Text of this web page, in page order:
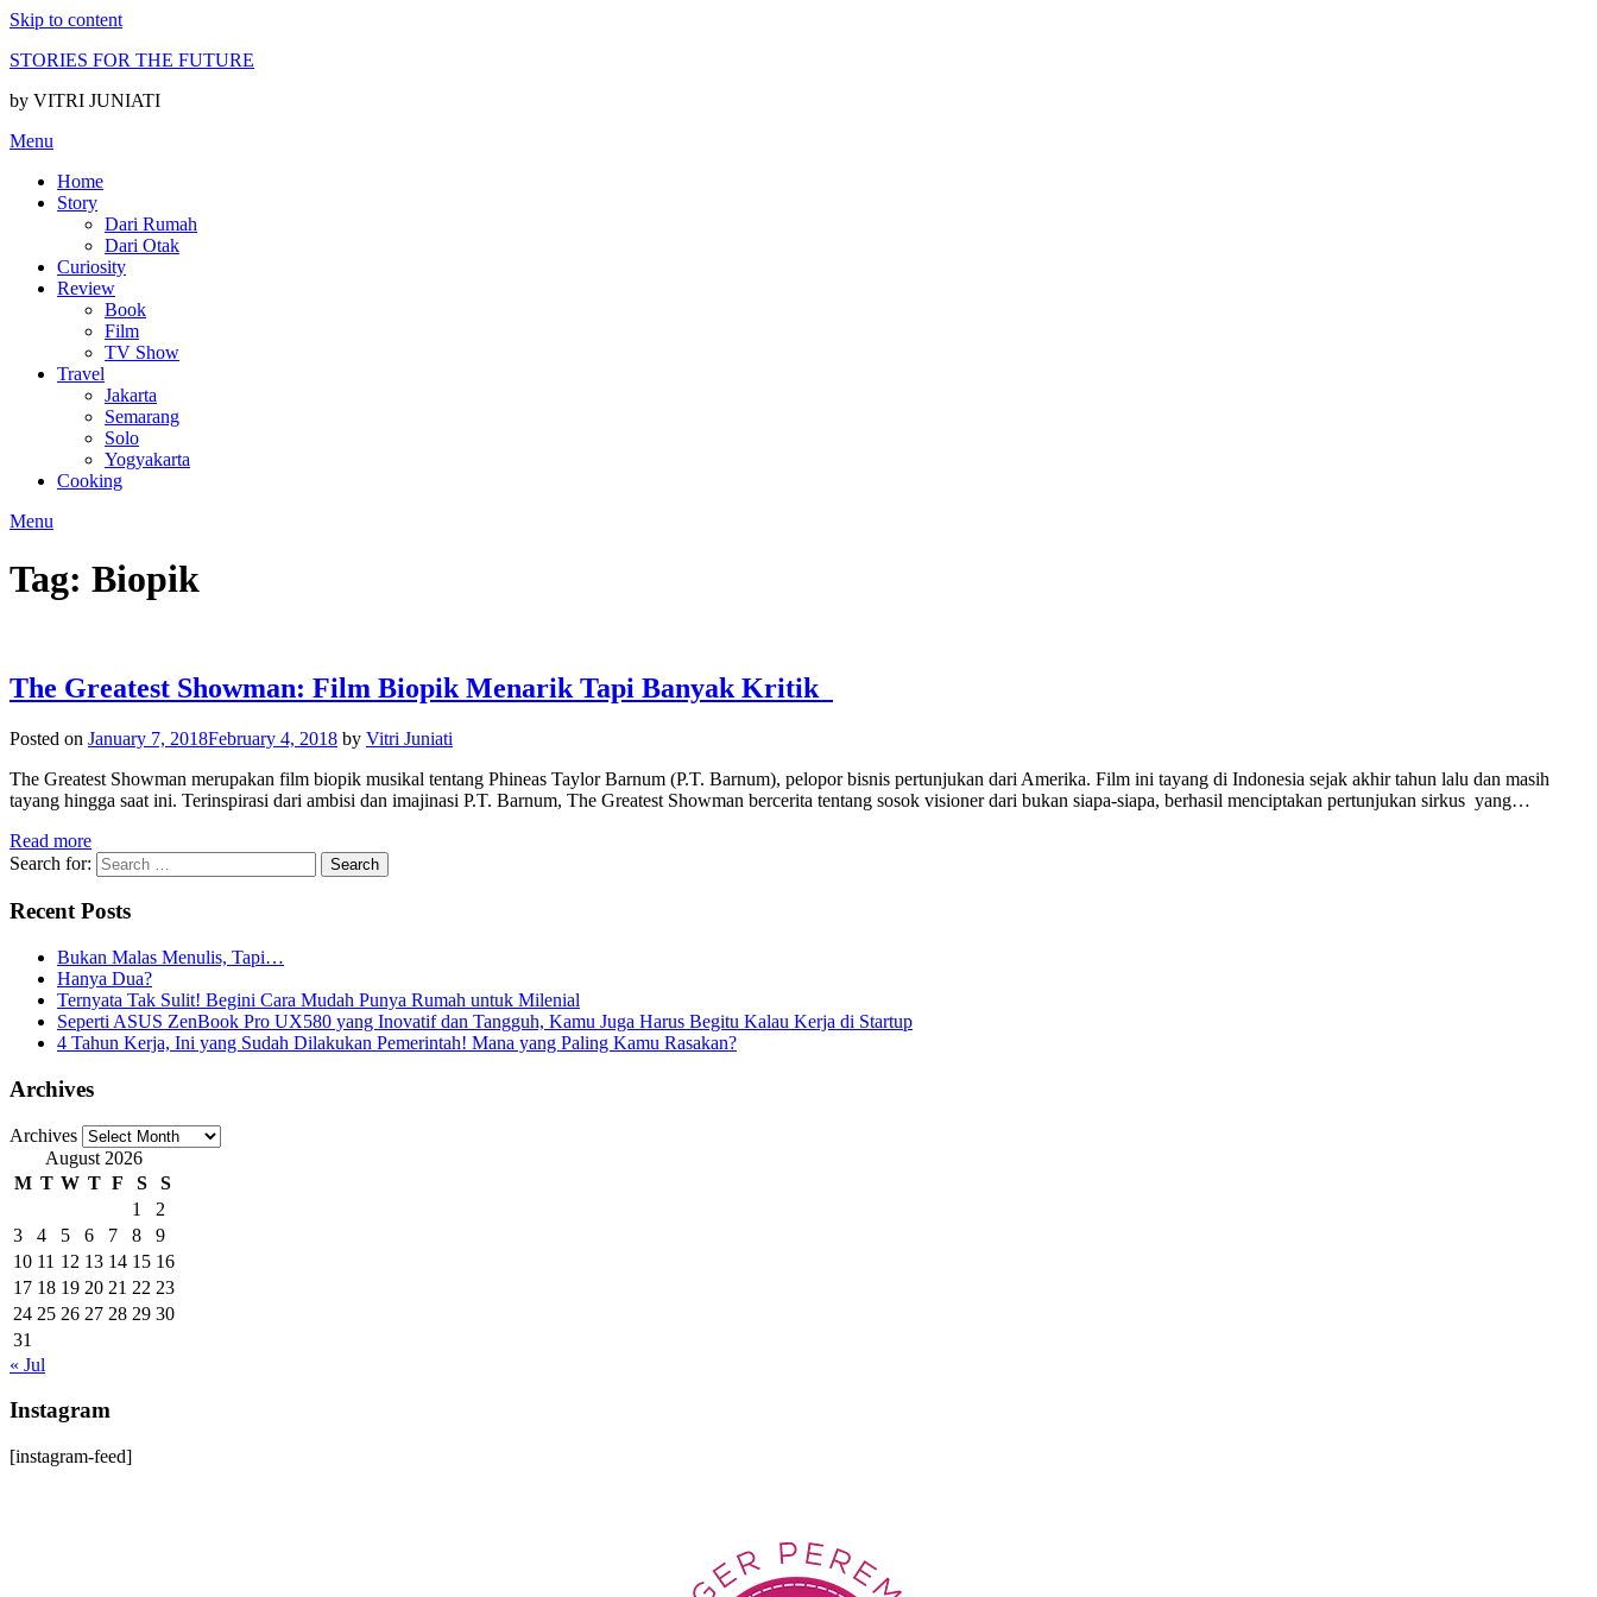
Skip to content
STORIES FOR THE FUTURE
by VITRI JUNIATI
Menu
Home
Story
Dari Rumah
Dari Otak
Curiosity
Review
Book
Film
TV Show
Travel
Jakarta
Semarang
Solo
Yogyakarta
Cooking
Menu
Tag: Biopik
The Greatest Showman: Film Biopik Menarik Tapi Banyak Kritik
Posted on January 7, 2018February 4, 2018 by Vitri Juniati
The Greatest Showman merupakan film biopik musikal tentang Phineas Taylor Barnum (P.T. Barnum), pelopor bisnis pertunjukan dari Amerika. Film ini tayang di Indonesia sejak akhir tahun lalu dan masih
tayang hingga saat ini. Terinspirasi dari ambisi dan imajinasi P.T. Barnum, The Greatest Showman bercerita tentang sosok visioner dari bukan siapa-siapa, berhasil menciptakan pertunjukan sirkus yang…
Read more
Search for:
Recent Posts
Bukan Malas Menulis, Tapi…
Hanya Dua?
Ternyata Tak Sulit! Begini Cara Mudah Punya Rumah untuk Milenial
Seperti ASUS ZenBook Pro UX580 yang Inovatif dan Tangguh, Kamu Juga Harus Begitu Kalau Kerja di Startup
4 Tahun Kerja, Ini yang Sudah Dilakukan Pemerintah! Mana yang Paling Kamu Rasakan?
Archives
Archives
August 2026
M T W T F S
S
1
2
3
4 5 6 7 8
9
10 11 12 13 14 15 16
17 18 19 20 21 22 23
24 25 26 27 28 29 30
31
« Jul
Instagram
[instagram-feed]